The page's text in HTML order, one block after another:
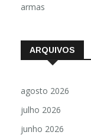
armas
ARQUIVOS
agosto 2026
julho 2026
junho 2026